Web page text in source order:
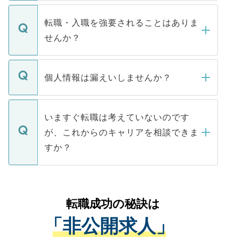
ます。通常、5営業日以内にはご連絡をせて
いただきますので、しばらくお待ちくださ
マイナビDOCTORで取り扱っている求人の
うち約3割は、Webサイトからご覧いただ
けない「非公開求人」です。非公開求人は
下記の理由によって、一般には公開してい
ません。
■応募殺到を避けるため 人気のある医療機
関を公にしてしまうと、応募が殺到する場
に、医療機関が求める条件に合った人材の
みを人材紹介会社に依頼するケースが増え
ています。
転職・入職を強要されることはありま
せんか？
転職・入職を強要することは一切ありませ
ん。また、仮に応募先から内定をいただい
定を承諾する必要はありません。内定先へ
の辞退の連絡はキャリアパートナーが行い
個人情報は漏えいしませんか？
個人情報が漏えいすることはありませんの
で、ご安心ください。当サイトからの登録
などで収集したご登録者様の個人情報は、
ご本人のキャリアアップおよび転職活動の
支援を目的に使用いたします。お預かりし
ているすべての個人データはご本人の許可
は、個人情報の取り扱いについての厳密な
管理基準を満たした事業者のみに付与され
る、プライバシーマークを取得済みです。
いますぐ転職は考えていないのです
が、これからのキャリアを相談できま
すか？
かがいして、現在の医療機関の状況や紹介
経験をまじえながら、適切なアドバイスを
させていただきます。すぐにご転職をされ
ない方には、長期的なサポートが可能です
転職成功の秘訣は
「非公開求人」